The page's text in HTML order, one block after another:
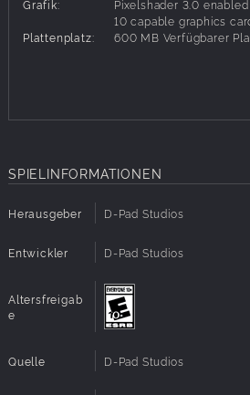
alles tragen. Recruit Otus Freunde
kämpfen, jede mit einzigartigen
Geschichten. Große Dungeons mit
Grafik:
Pixelshader 3.0
10 capable graphics
Plattenplatz:
600 MB Verfügbarer
SPIELINFORMATIONEN
Herausgeber D-Pad Studios
Entwickler D-Pad Studios
Altersfreigab
e
Quelle D-Pad Studios